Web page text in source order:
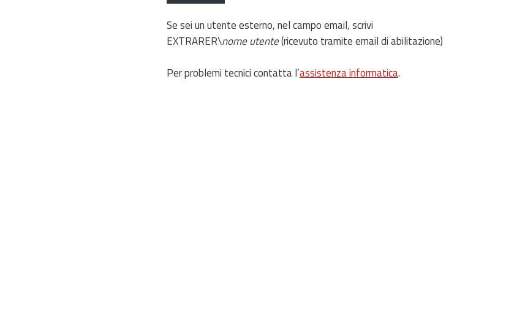
Se sei un utente esterno, nel campo email, scrivi
EXTRARER\nome utente(ricevuto tramite email di abilitazione)
Per problemi tecnici contatta l’assistenza informatica.